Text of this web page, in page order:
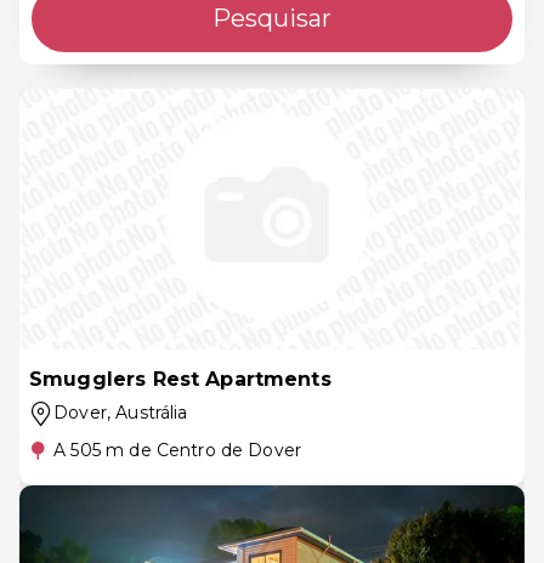
Pesquisar
Smugglers Rest Apartments
Dover, Austrália
A 505 m de Centro de Dover